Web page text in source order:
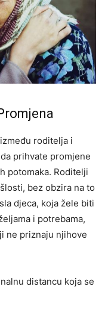
roditelja i
prihvate promjene
potomaka. Roditelji
bez obzira na to
djeca, koja žele biti
i potrebama,
ne priznaju njihove
distancu koja se